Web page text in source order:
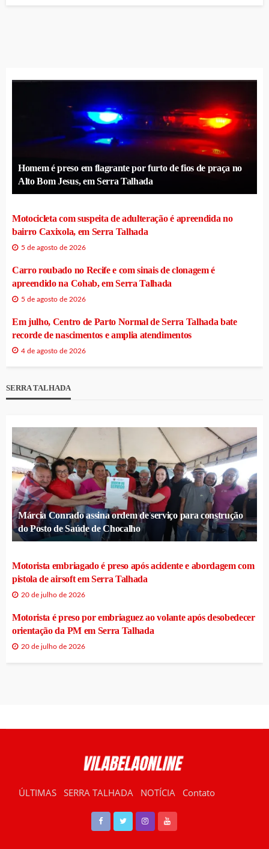
Homem é preso em flagrante por furto de fios de praça no
Alto Bom Jesus, em Serra Talhada
Motocicleta com suspeita de adulteração é apreendida no
bairro Caxixola, em Serra Talhada
5 de agosto de 2026
Carro roubado no Recife e com sinais de clonagem é
apreendido na Cohab, em Serra Talhada
5 de agosto de 2026
Em julho, Centro de Parto Normal de Serra Talhada bate
recorde de nascimentos e amplia atendimentos
4 de agosto de 2026
SERRA TALHADA
Márcia Conrado assina ordem de serviço para construção
do Posto de Saúde de Chocalho
Motorista embriagado é preso após acidente e abordagem com
pistola de airsoft em Serra Talhada
20 de julho de 2026
Motorista é preso por embriaguez ao volante após desobedecer
orientação da PM em Serra Talhada
20 de julho de 2026
ÚLTIMAS SERRA TALHADA NOTÍCIA Contato